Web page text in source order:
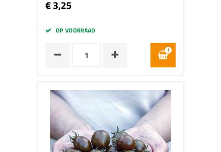
€ 3,25
OP VOORRAAD